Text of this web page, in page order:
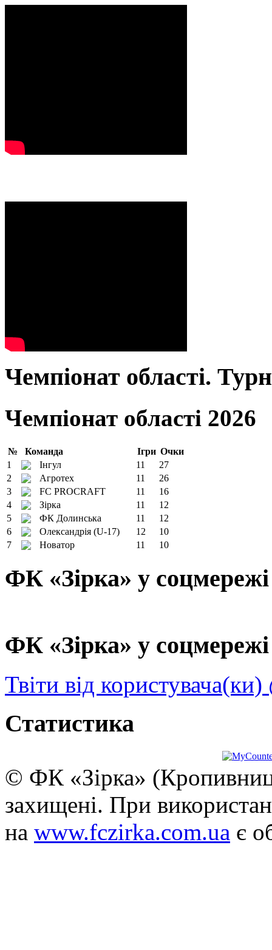
Чемпіонат області.
Чемпіонат області 2026
№ Команда Ігри Очки
1
Інгул 11
27
2
Агротех 11
26
3
FC PROCRAFT 11
16
4
Зірка 11
12
5
ФК Долинська 11
12
6
Олександрія (U-17) 12
10
7
Новатор 11 10
ФК «Зірка» у
ФК «Зірка» у
Твіти від
Статистика
© ФК «Зірка»
захищені. При
на www.fczirka.com.ua є